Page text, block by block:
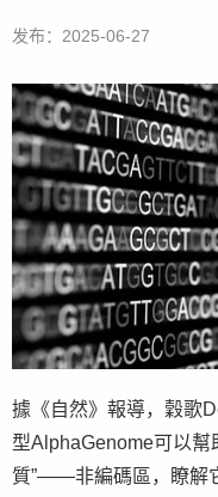
发布：2025-06-27
據《自然》報導，穀歌
型AlphaGenome可以幫
質”——非編碼區，瞭解